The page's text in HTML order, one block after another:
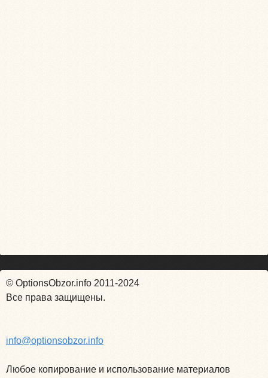
© OptionsObzor.info 2011-2024
Все права защищены.
info@optionsobzor.info
Любое копирование и использование материалов